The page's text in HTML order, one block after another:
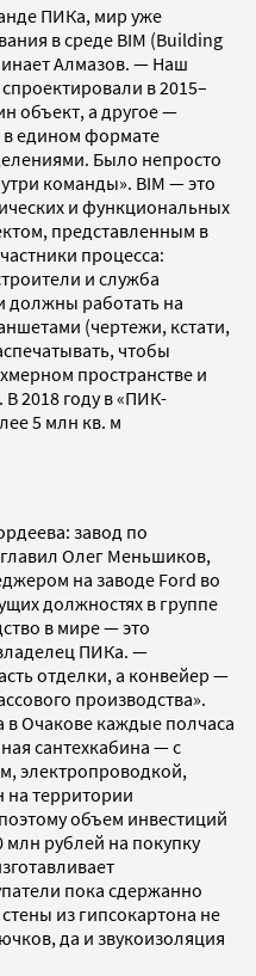
ПИКа, мир уже
в среде BIM (Building
Алмазов. — Наш
в 2015–
объект, а другое —
в едином формате
Было непросто
команды». BIM — это
и функциональных
представленным в
процесса:
и служба
должны работать на
(чертежи, кстати,
чтобы
пространстве и
2018 году в «ПИК-
5 млн кв. м
завод по
Олег Меньшиков,
на заводе Ford во
должностях в группе
в мире — это
ПИКа. —
отделки, а конвейер —
производства».
в Очакове каждые полчаса
сантехкабина — с
электропроводкой,
на территории
объем инвестиций
рублей на покупку
пока сдержанно
из гипсокартона не
да и звукоизоляция